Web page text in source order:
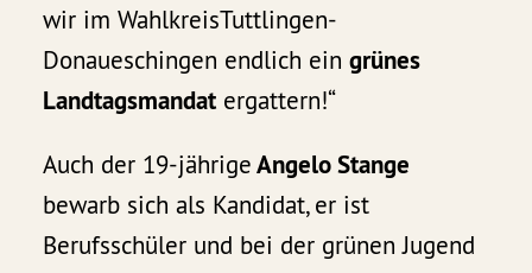
wir im WahlkreisTuttlingen-
Donaueschingen endlich eingrünes
Landtagsmandat ergattern!“
Auch der 19-jährigeAngelo Stange
bewarb sich als Kandidat, er ist
Berufsschüler und bei der grünen Jugend